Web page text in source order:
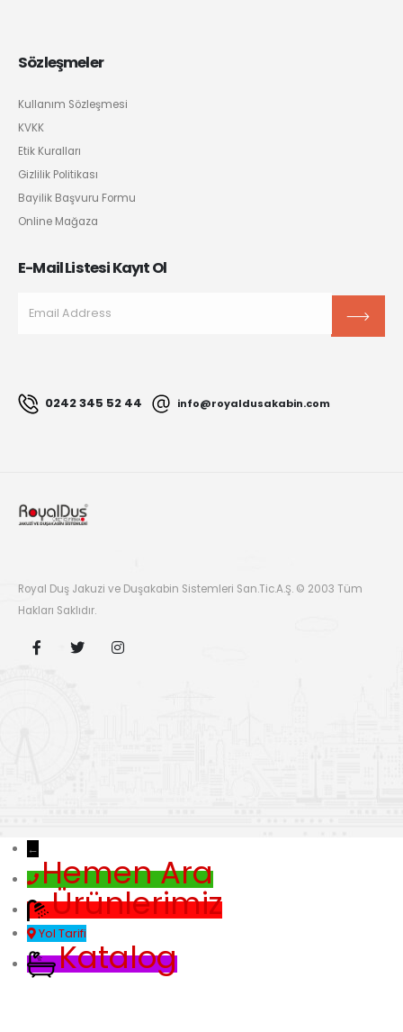
Sözleşmeler
Kullanım Sözleşmesi
KVKK
Etik Kuralları
Gizlilik Politikası
Bayilik Başvuru Formu
Online Mağaza
E-Mail Listesi Kayıt Ol
0242 345 52 44 info@royaldusakabin.com
Royal Duş Jakuzi ve Duşakabin Sistemleri San.Tic.A.Ş. © 2003 Tüm
Hakları Saklıdır.
←
Hemen Ara
Ürünlerimiz
Yol Tarifi
Katalog